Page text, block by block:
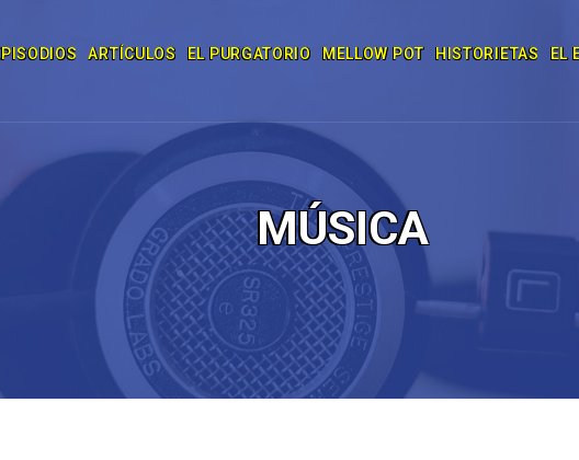
ARTÍCULOS EL PURGATORIO MELLOW POT HISTORIETAS EL
MÚSICA